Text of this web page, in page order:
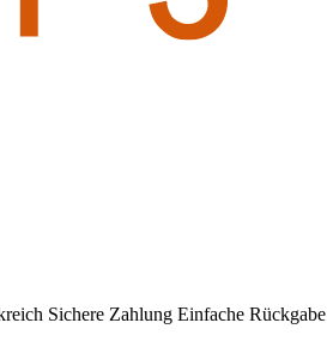
Sichere Zahlung Einfache Rückgabe